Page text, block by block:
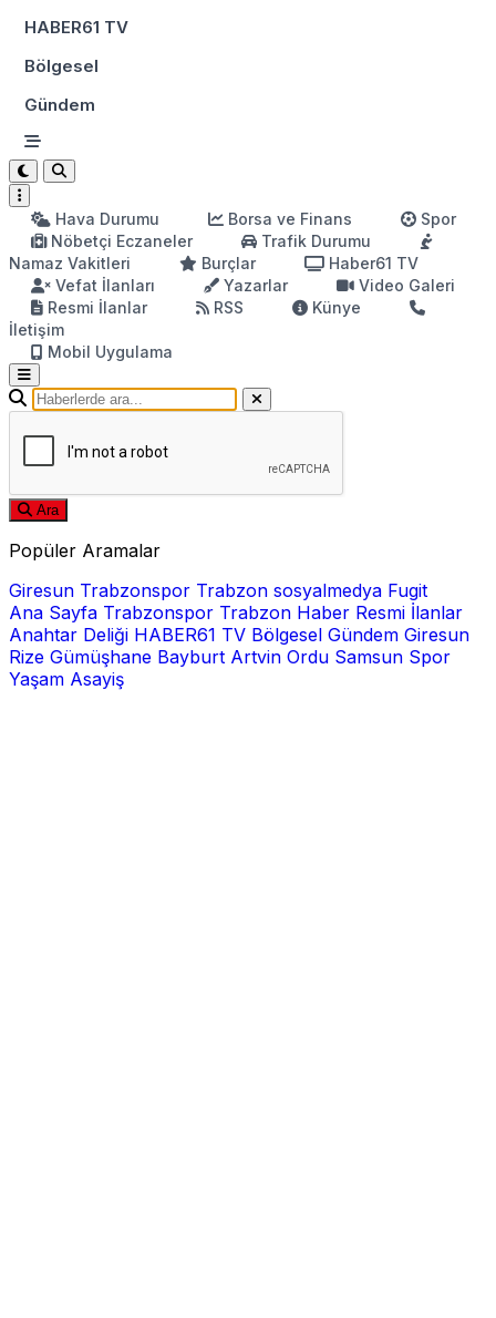
HABER61 TV
Bölgesel
Gündem
Hava Durumu Borsa ve Finans
Spor
Nöbetçi Eczaneler
Trafik Durumu
Namaz Vakitleri
Burçlar
Haber61 TV
Vefat İlanları
Yazarlar
Video Galeri
Resmi İlanlar
RSS
Künye
İletişim
Mobil Uygulama
Ara
Popüler Aramalar
Giresun Trabzonspor Trabzon sosyalmedya Fugit
Ana Sayfa Trabzonspor Trabzon Haber Resmi İlanlar
Anahtar Deliği HABER61 TV Bölgesel Gündem Giresun
Rize Gümüşhane Bayburt Artvin Ordu Samsun Spor
Yaşam Asayiş